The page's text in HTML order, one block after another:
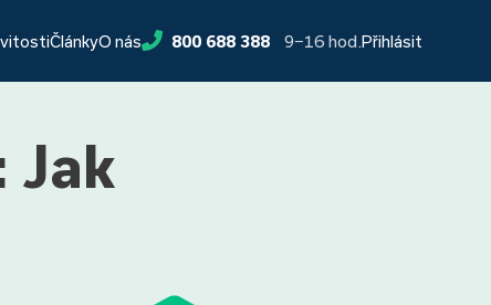
ČlánkyO nás 800 688 388 9−16 hod. Přihlásit
Jak